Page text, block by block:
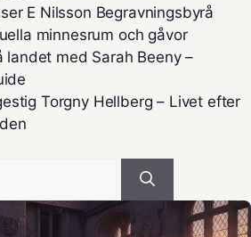
E Nilsson Begravningsbyrå
minnesrum och gåvor
landet med Sarah Beeny –
Torgny Hellberg – Livet efter